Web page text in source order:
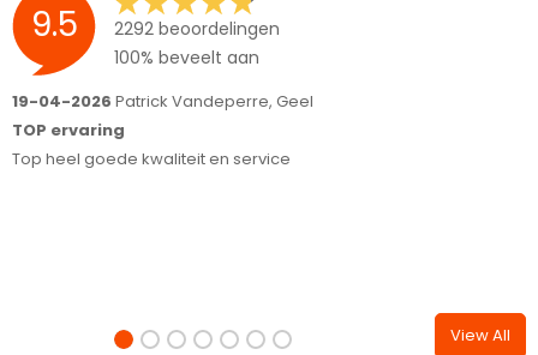
9.5
2292 beoordelingen
100% beveelt aan
19-04-2026 Patrick Vandeperre, Geel
TOP ervaring
Top heel goede kwaliteit en service
View All